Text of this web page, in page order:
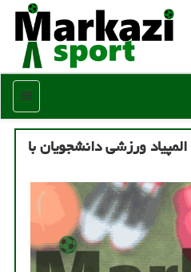
منو
ورزشی دانشجویان با